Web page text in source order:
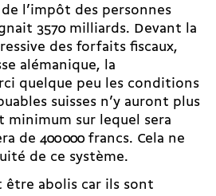
l’impôt des personnes
3570 milliards. Devant la
des forfaits fiscaux,
alémanique, la
quelque peu les conditions
suisses n’y auront plus
minimum sur lequel sera
de 400 000 francs. Cela ne
de ce système.
être abolis car ils sont